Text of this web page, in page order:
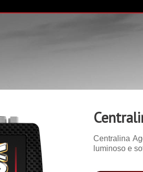
Centralina
luminoso e